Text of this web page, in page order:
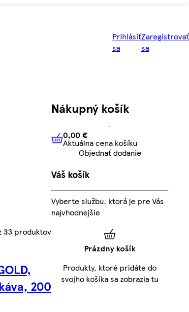
Prihlásiť
sa
Zaregistrovať
sa
33 produktov
200
Nákupný košík
0,00 € Aktuálna cena košíku
0,00 €
Aktuálna cena košíku
Objednať dodanie
Váš košík
Vyberte službu, ktorá je pre Vás
najvhodnejšie
Prázdny košík
Produkty, ktoré pridáte do
svojho košíka sa zobrazia tu